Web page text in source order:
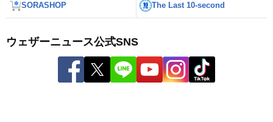
SORASHOP The Last 10-second
ウェザーニュース公式SNS